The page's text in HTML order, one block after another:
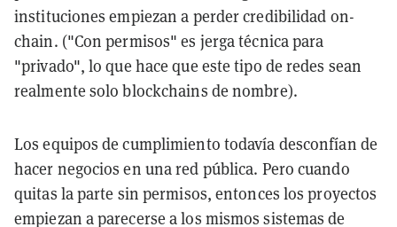
instituciones empiezan a perder credibilidad on-
chain. ("Con permisos" es jerga técnica para
"privado", lo que hace que este tipo de redes sean
realmente solo blockchains de nombre).
Los equipos de cumplimiento todavía desconfían de
hacer negocios en una red pública. Pero cuando
quitas la parte sin permisos, entonces los proyectos
empiezan a parecerse a los mismos sistemas de